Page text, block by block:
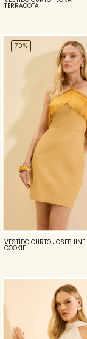
TERRACOTA
70%
VESTIDO CURTO JOSEPHINE
COOKIE